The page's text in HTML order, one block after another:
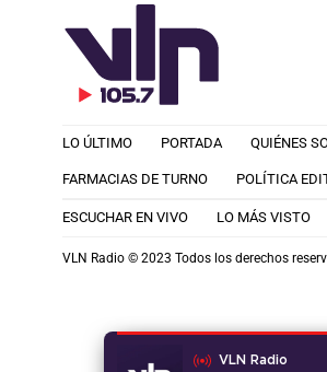
VLN Radio
LO ÚLTIMO PORTADA QUIÉNES
FARMACIAS DE TURNO POLÍTICA
ESCUCHAR EN VIVO LO MÁS VISTO
VLN Radio © 2023 Todos los derechos